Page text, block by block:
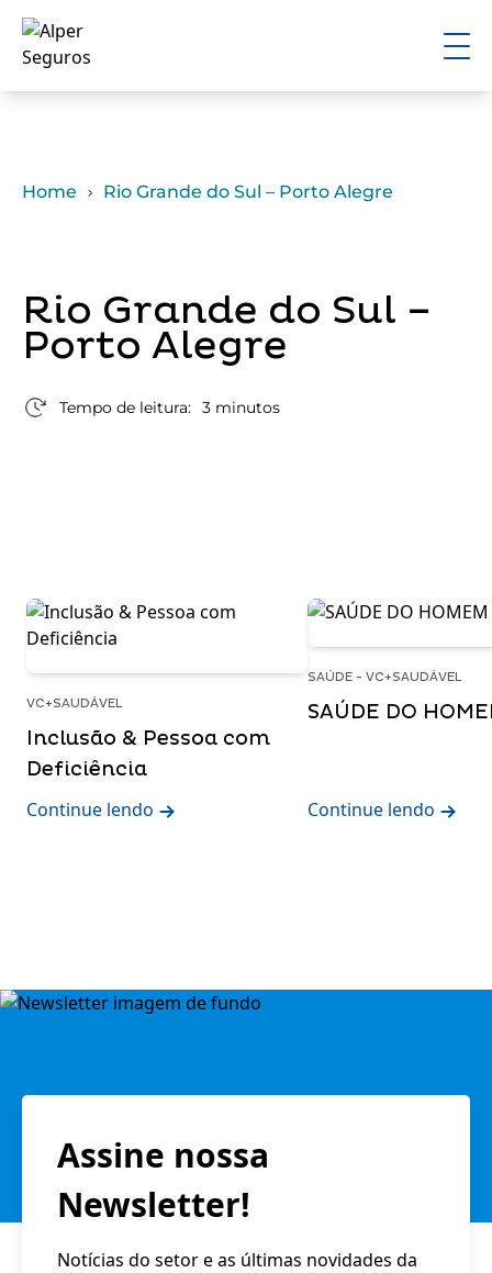
Home Rio Grande do Sul – Porto Alegre
Rio Grande do Sul –
Porto Alegre
Tempo de leitura: 3 minutos
VC+SAUDÁVEL
Inclusão & Pessoa com
Deficiência
Continue lendo
SAÚDE - VC+SAUDÁVEL
SAÚDE DO
Continue lendo
Assine nossa
Newsletter!
Notícias do setor e as últimas novidades da